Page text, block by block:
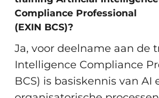
Compliance Professional
(EXIN BCS)?
Ja, voor deelname aan de
Intelligence Compliance
BCS) is basiskennis van AI